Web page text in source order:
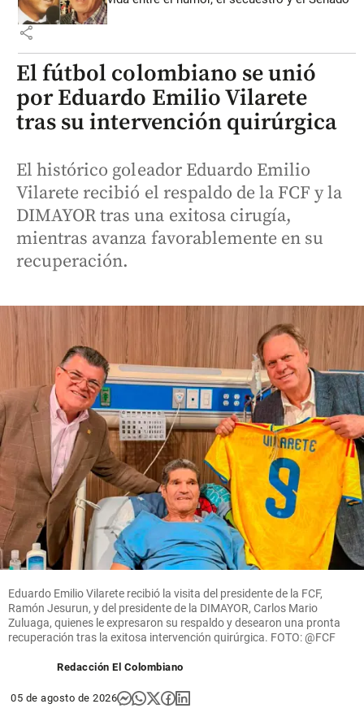
share
El fútbol colombiano se unió
por Eduardo Emilio Vilarete
tras su intervención quirúrgica
El histórico goleador Eduardo Emilio
Vilarete recibió el respaldo de la FCF y la
DIMAYOR tras una exitosa cirugía,
mientras avanza favorablemente en su
recuperación.
Eduardo Emilio Vilarete recibió la visita del presidente de la FCF,
Ramón Jesurun, y del presidente de la DIMAYOR, Carlos Mario
Zuluaga, quienes le expresaron su respaldo y desearon una pronta
recuperación tras la exitosa intervención quirúrgica. FOTO: @FCF
Redacción El Colombiano
05 de agosto de 2026